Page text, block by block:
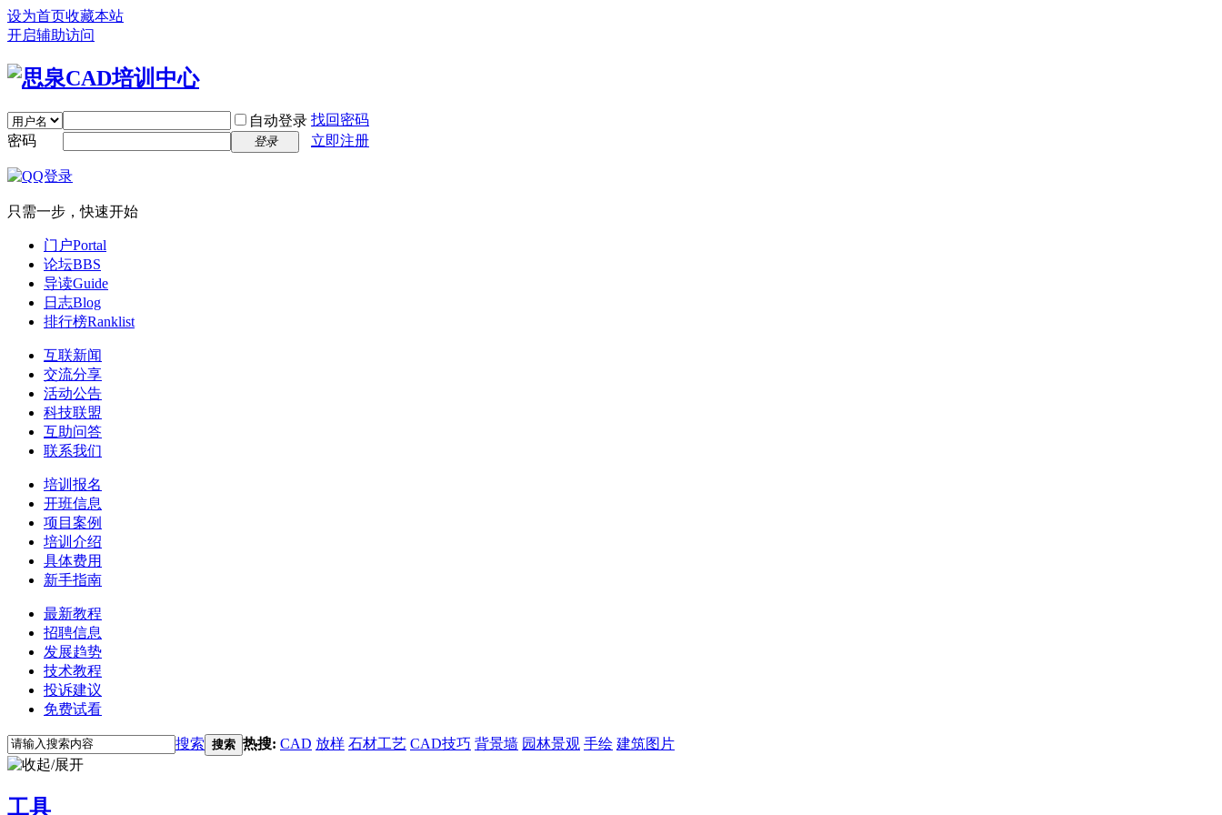
设为首页收藏本站
开启辅助访问
自动登录 找回密码
密码
登录 立即注册
只需一步，快速开始
门户Portal
论坛BBS
导读Guide
日志Blog
排行榜Ranklist
互联新闻
交流分享
活动公告
科技联盟
互助问答
联系我们
培训报名
开班信息
项目案例
培训介绍
具体费用
新手指南
最新教程
招聘信息
发展趋势
技术教程
投诉建议
免费试看
搜索 搜索 热搜: CAD 放样 石材工艺 CAD技巧 背景墙 园林景观 手绘 建筑图片
工具